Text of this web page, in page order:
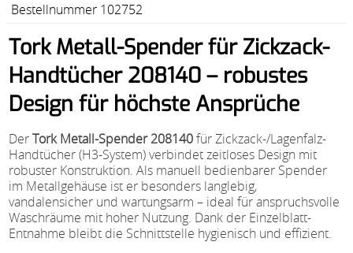
Bestellnummer 102752
Tork Metall-Spender für Zickzack-
Handtücher 208140 – robustes
Design für höchste Ansprüche
DerTork Metall-Spender 208140für Zickzack-/Lagenfalz-
Handtücher (H3-System) verbindet zeitloses Design mit
robuster Konstruktion. Als manuell bedienbarer Spender
im Metallgehäuse ist er besonders langlebig,
vandalensicher und wartungsarm – ideal für anspruchsvolle
Waschräume mit hoher Nutzung. Dank der Einzelblatt-
Entnahme bleibt die Schnittstelle hygienisch und effizient.